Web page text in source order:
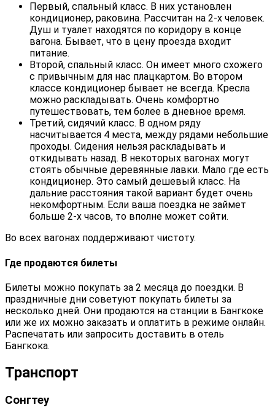
Первый, спальный класс. В них установлен
кондиционер, раковина. Рассчитан на 2-х человек.
Душ и туалет находятся по коридору в конце
вагона. Бывает, что в цену проезда входит
питание.
Второй, спальный класс. Он имеет много схожего
с привычным для нас плацкартом. Во втором
классе кондиционер бывает не всегда. Кресла
можно раскладывать. Очень комфортно
путешествовать, тем более в дневное время.
Третий, сидячий класс. В одном ряду
насчитывается 4 места, между рядами небольшие
проходы. Сидения нельзя раскладывать и
откидывать назад. В некоторых вагонах могут
стоять обычные деревянные лавки. Мало где есть
кондиционер. Это самый дешевый класс. На
дальние расстояния такой вариант будет очень
некомфортным. Если ваша поездка не займет
больше 2-х часов, то вполне может сойти.
Во всех вагонах поддерживают чистоту.
Где продаются билеты
Билеты можно покупать за 2 месяца до поездки. В
праздничные дни советуют покупать билеты за
несколько дней. Они продаются на станции в Бангкоке
или же их можно заказать и оплатить в режиме онлайн.
Распечатать или запросить доставить в отель
Бангкока.
Транспорт
Сонгтеу